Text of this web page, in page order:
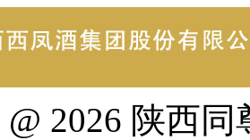
@ 2026 陕西